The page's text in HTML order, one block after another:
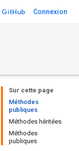
GitHub Connexion
Sur cette page
Méthodes
publiques
Méthodes héritées
Méthodes
publiques